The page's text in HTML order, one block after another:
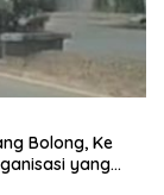
Bolong, Ke
yang